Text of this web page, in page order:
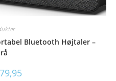
Bluetooth Højtaler –